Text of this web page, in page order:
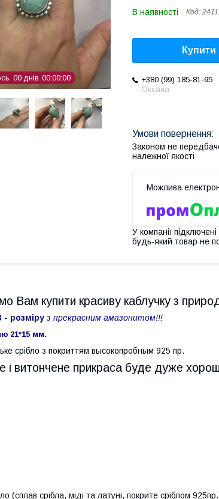
00 днів 00 00 00
В наявності Код: 2411
Купити
+380 (99) 185-81-95
Оксана
Законом не
належної якості
У компанії
будь-який товар не
Вам купити красиву каблучку з
- розміру з прекрасним амазонитом!!!
21*15 мм.
срібло з покриттям высокопробным 925 пр.
і витончене прикраса буде дуже
(сплав срібла, міді та латуні, покрите сріблом